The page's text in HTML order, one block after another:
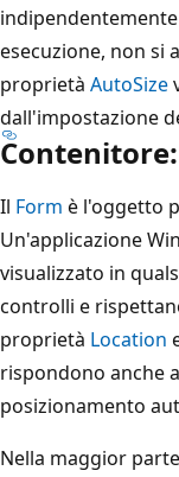
esecuzione, non si
proprietà AutoSize
dall'impostazione
Il Form è l'oggetto
Un'applicazione
visualizzato in
controlli e
proprietà Location
rispondono anche
posizionamento
Nella maggior